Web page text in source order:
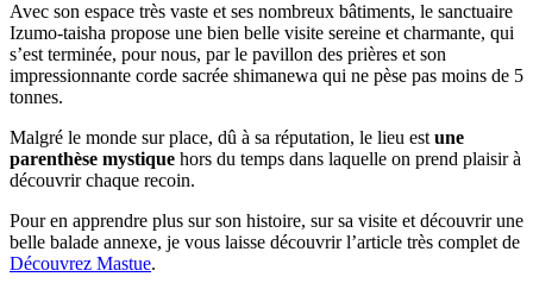
Avec son espace très vaste et ses nombreux bâtiments, le sanctuaire
Izumo-taisha propose une bien belle visite sereine et charmante, qui
s’est terminée, pour nous, par le pavillon des prières et son
impressionnante corde sacrée shimanewa qui ne pèse pas moins de 5
tonnes.
Malgré le monde sur place, dû à sa réputation, le lieu est une
parenthèse mystique hors du temps dans laquelle on prend plaisir à
découvrir chaque recoin.
Pour en apprendre plus sur son histoire, sur sa visite et découvrir une
belle balade annexe, je vous laisse découvrir l’article très complet de
Découvrez Mastue.